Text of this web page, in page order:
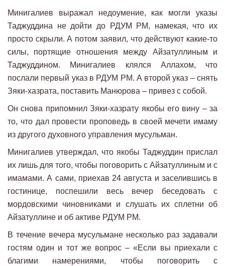
Минигалиев выражал недоумение, как могли указы
Таджуддина не дойти до РДУМ РМ, намекая, что их
просто скрыли. А потом заявил, что действуют какие-то
силы, портящие отношения между Айзатуллиным и
Таджуддином. Минигалиев клялся Аллахом, что
послали первый указ в РДУМ РМ. А второй указ – снять
Зяки-хазрата, поставить Манюрова – привез с собой.
Он снова припомнил Зяки-хазрату якобы его вину – за
то, что дал провести проповедь в своей мечети имаму
из другого духовного управления мусульман.
Минигалиев утверждал, что якобы Таджуддин прислал
их лишь для того, чтобы поговорить с Айзатуллиным и с
имамами. А сами, приехав 24 августа и заселившись в
гостинице, поспешили весь вечер беседовать с
мордовскими чиновниками и слушать их сплетни об
Айзатуллине и об активе РДУМ РМ.
В течение вечера мусульмане несколько раз задавали
гостям один и тот же вопрос – «Если вы приехали с
благими намерениями, чтобы поговорить с